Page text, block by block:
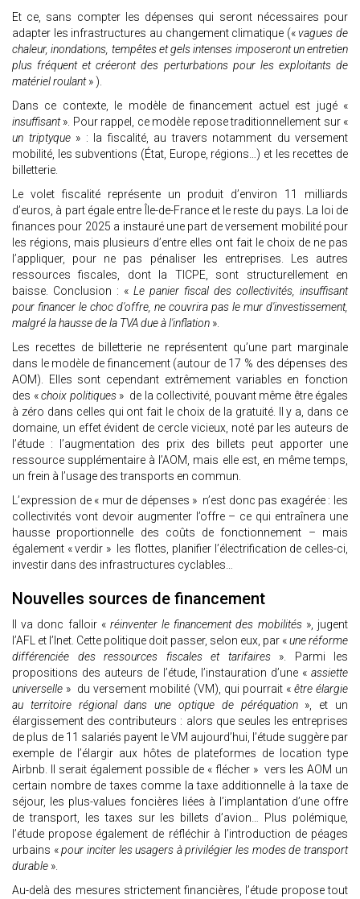
Et ce, sans compter les dépenses qui seront nécessaires pour
adapter les infrastructures au changement climatique («vagues de
chaleur, inondations, tempêtes et gels intenses imposeront un entretien
plus fréquent et créeront des perturbations pour les exploitants de
matériel roulant» ).
Dans ce contexte, le modèle de financement actuel est jugé «
insuffisant». Pour rappel, ce modèle repose traditionnellement sur «
un triptyque» : la fiscalité, au travers notamment du versement
mobilité, les subventions (État, Europe, régions…) et les recettes de
billetterie.
Le volet fiscalité représente un produit d’environ 11 milliards
d’euros, à part égale entre Île-de-France et le reste du pays. La loi de
finances pour 2025 a instauré une part de versement mobilité pour
les régions, mais plusieurs d’entre elles ont fait le choix de ne pas
l’appliquer, pour ne pas pénaliser les entreprises. Les autres
ressources fiscales, dont la TICPE, sont structurellement en
baisse. Conclusion : « Le panier fiscal des collectivités, insuffisant
pour financer le choc d'offre, ne couvrira pas le mur d'investissement,
malgré la hausse de la TVA due à l'inflation ».
Les recettes de billetterie ne représentent qu’une part marginale
dans le modèle de financement (autour de 17 % des dépenses des
AOM). Elles sont cependant extrêmement variables en fonction
des «choix politiques» de la collectivité, pouvant même être égales
à zéro dans celles qui ont fait le choix de la gratuité. Il y a, dans ce
domaine, un effet évident de cercle vicieux, noté par les auteurs de
l’étude : l’augmentation des prix des billets peut apporter une
ressource supplémentaire à l’AOM, mais elle est, en même temps,
un frein à l’usage des transports en commun.
L’expression de « mur de dépenses » n’est donc pas exagérée : les
collectivités vont devoir augmenter l’offre – ce qui entraînera une
hausse proportionnelle des coûts de fonctionnement – mais
également « verdir » les flottes, planifier l’électrification de celles-ci,
investir dans des infrastructures cyclables…
Nouvelles sources de financement
Il va donc falloir «réinventer le financement des mobilités», jugent
l’AFL et l’Inet. Cette politique doit passer, selon eux, par «une réforme
différenciée des ressources fiscales et tarifaires». Parmi les
propositions des auteurs de l’étude, l’instauration d’une « assiette
universelle » du versement mobilité (VM), qui pourrait « être élargie
au territoire régional dans une optique de péréquation», et un
élargissement des contributeurs : alors que seules les entreprises
de plus de 11 salariés payent le VM aujourd’hui, l’étude suggère par
exemple de l’élargir aux hôtes de plateformes de location type
Airbnb. Il serait également possible de « flécher » vers les AOM un
certain nombre de taxes comme la taxe additionnelle à la taxe de
séjour, les plus-values foncières liées à l’implantation d’une offre
de transport, les taxes sur les billets d’avion… Plus polémique,
l’étude propose également de réfléchir à l’introduction de péages
urbains «pour inciter les usagers à privilégier les modes de transport
durable ».
Au-delà des mesures strictement financières, l’étude propose tout